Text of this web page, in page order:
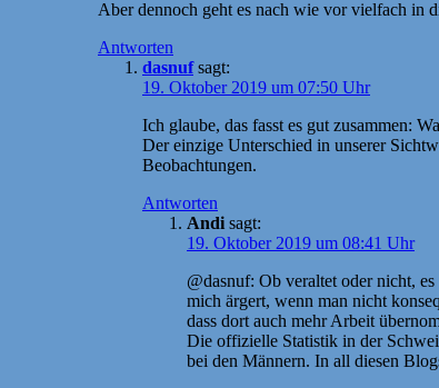
Aber dennoch geht es nach wie vor vielfach in
Antworten
dasnuf sagt:
19. Oktober 2019 um 07:50 Uhr
Ich glaube, das fasst es gut zusammen:
Der einzige Unterschied in unserer
Beobachtungen.
Antworten
Andi sagt:
19. Oktober 2019 um 08:41 Uhr
@dasnuf: Ob veraltet oder nicht,
mich ärgert, wenn man nicht
dass dort auch mehr Arbeit
Die offizielle Statistik in der
bei den Männern. In all diesen